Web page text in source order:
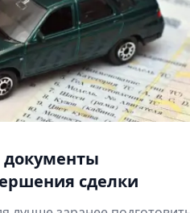
документы
сделки